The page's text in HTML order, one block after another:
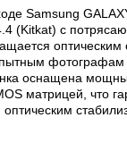
Samsung
(Kitkat) с
оптическим
фотографам
оснащена
матрицей, что